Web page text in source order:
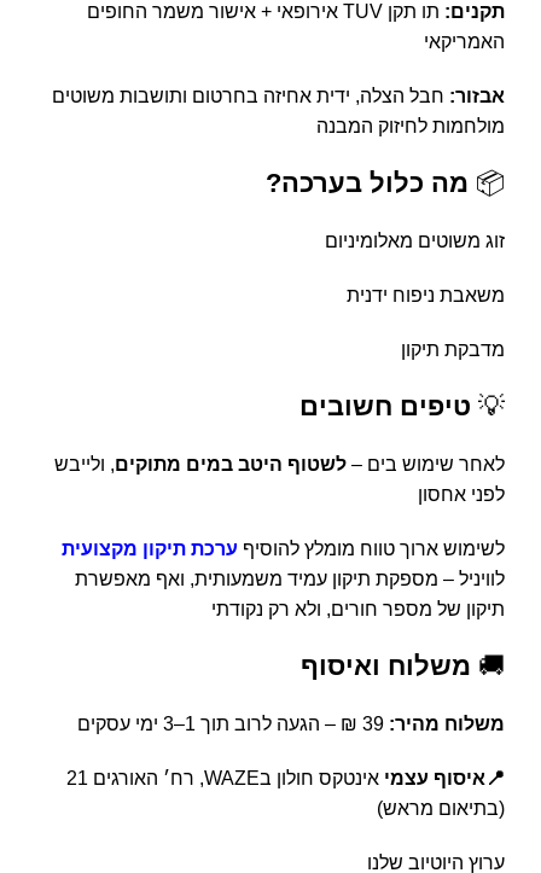
תקנים:
תו תקן TUV אירופאי + אישור משמר החופים
האמריקאי
אבזור: חבל הצלה, ידית אחיזה בחרטום ותושבות משוטים
מולחמות לחיזוק המבנה
📦 מה כלול בערכה?
זוג משוטים מאלומיניום
משאבת ניפוח ידנית
מדבקת תיקון
💡 טיפים חשובים
לאחר שימוש בים – לשטוף היטב במים מתוקים, ולייבש
לפני אחסון
לשימוש ארוך טווח מומלץ להוסיף ערכת תיקון מקצועית
לוויניל – מספקת תיקון עמיד משמעותית, ואף מאפשרת
תיקון של מספר חורים, ולא רק נקודתי
🚚 משלוח ואיסוף
משלוח מהיר:
📍איסוף עצמי
אינטקס חולון בWAZE, רח׳ האורגים 21
(בתיאום מראש)
ערוץ היוטיוב שלנו